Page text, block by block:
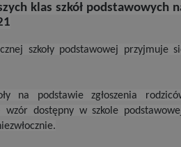
klas szkół podstawowych
szkoły podstawowej przyjmuje
na podstawie zgłoszenia
wzór dostępny w szkole